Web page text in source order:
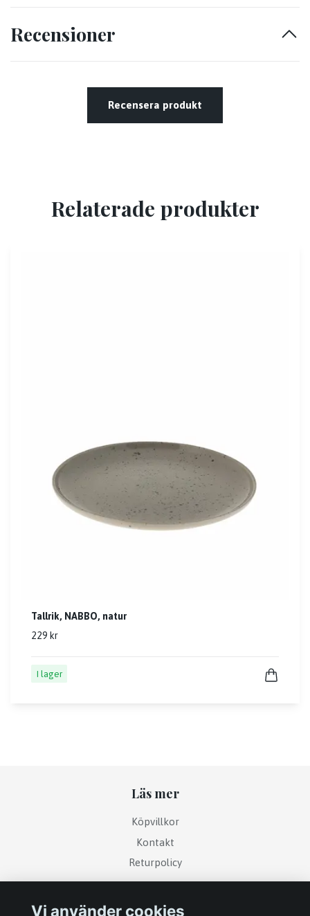
Recensioner
Recensera produkt
Relaterade produkter
Tallrik, NABBO, natur
229 kr
I lager
Läs mer
Köpvillkor
Kontakt
Returpolicy
Sociala medier
Vi använder cookies